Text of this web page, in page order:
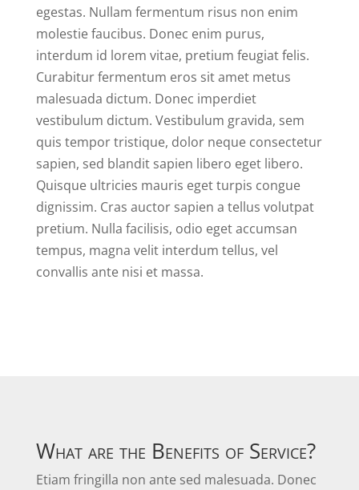
egestas. Nullam fermentum risus non enim
molestie faucibus. Donec enim purus,
interdum id lorem vitae, pretium feugiat felis.
Curabitur fermentum eros sit amet metus
malesuada dictum. Donec imperdiet
vestibulum dictum. Vestibulum gravida, sem
quis tempor tristique, dolor neque consectetur
sapien, sed blandit sapien libero eget libero.
Quisque ultricies mauris eget turpis congue
dignissim. Cras auctor sapien a tellus volutpat
pretium. Nulla facilisis, odio eget accumsan
tempus, magna velit interdum tellus, vel
convallis ante nisi et massa.
What are the Benefits of Service?
Etiam fringilla non ante sed malesuada. Donec